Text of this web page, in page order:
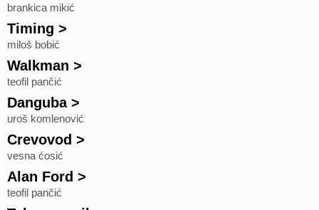
brankica mikić
Timing >
miloš bobić
Walkman >
teofil pančić
Danguba>
uroš komlenović
Crevovod >
vesna ćosić
Alan Ford >
teofil pančić